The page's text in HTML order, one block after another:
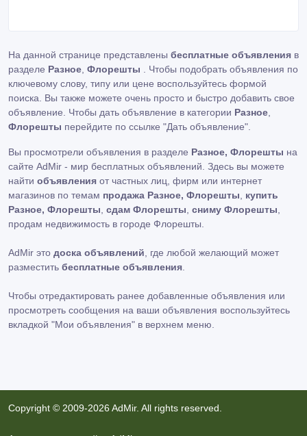
На данной странице представлены бесплатные объявления в
разделе Разное Флорешты . Чтобы подобрать объявления по
ключевому слову, типу или цене воспользуйтесь формой
поиска. Вы также можете очень просто и быстро добавить свое
объявление. Чтобы дать объявление в категории Разное
Флорешты перейдите по ссылке "Дать объявление"
Вы просмотрели объявления в разделе Разное, Флорешты на
сайте AdMir - мир бесплатных объявлений. Здесь вы можете
найти объявления от частных лиц, фирм или интернет
магазинов по темам продажа Разное, Флорешты
купить
Разное, Флорешты сдам Флорешты сниму Флорешты
продам недвижимость в городе Флорешты.
AdMir это доска объявлений , где любой желающий может
разместить бесплатные объявления
Чтобы отредактировать ранее добавленные объявления или
просмотреть сообщения на ваши объявления воспользуйтесь
вкладкой "Мои объявления" в верхнем меню.
Copyright © 2009-2026 AdMir. All rights reserved.